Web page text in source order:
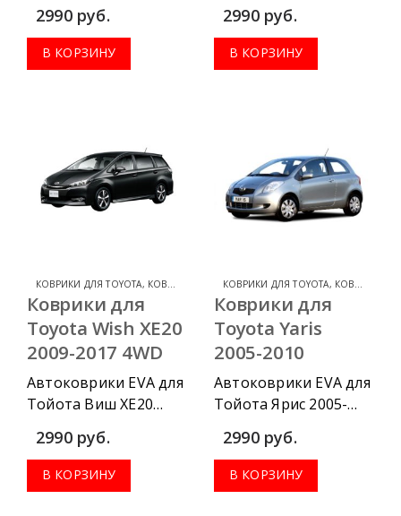
приобрести в
комплектации:
водительский
2990 руб.
В КОРЗИНУ
приобрести в
комплектации:
водительский
2990 руб.
В КОРЗИНУ
КОВРИКИ ДЛЯ TOYOTA, КОВРИКИ ДЛЯ TOYOTA WISH
Коврики для
Toyota Wish XE20
2009-2017 4WD
Автоковрики EVA для
Тойота Виш ХЕ20
приобрести в
комплектации:
водительский
2990 руб.
В КОРЗИНУ
КОВРИКИ ДЛЯ TOYOTA, КОВРИКИ ДЛЯ TOYOTA YARIS
Коврики для
Toyota Yaris
2005-2010
Автоковрики EVA для
Тойота Ярис 2005-
приобрести в
комплектации:
водительский
2990 руб.
В КОРЗИНУ